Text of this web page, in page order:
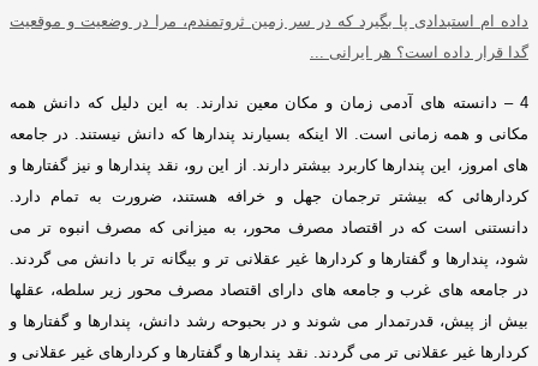
داده ام استبدادی پا بگیرد که در سر زمین ثروتمندم، مرا در وضعیت و موقعیت
گدا قرار داده است؟ هر ایرانی
4 – دانسته های آدمی زمان و مکان معین ندارند
به این دلیل که دانش همه
مکانی و همه زمانی است
الا اینکه بسیارند پندارها که دانش نیستند
در جامعه
های امروز، این پندارها کاربرد بیشتر دارند
از این رو، نقد پندارها و نیز گفتارها و
کردارهائی که بیشتر ترجمان جهل و خرافه هستند، ضرورت به تمام دارد
دانستنی است که در اقتصاد مصرف محور، به میزانی که مصرف انبوه تر می
شود، پندارها و گفتارها و کردارها غیر عقلانی تر و بیگانه تر با دانش می گردند
در جامعه های غرب و جامعه های دارای اقتصاد مصرف محور زیر سلطه، عقلها
بیش از پیش، قدرتمدار می شوند و در بحبوحه رشد دانش، پندارها و گفتارها و
کردارها غیر عقلانی تر می گردند
نقد پندارها و گفتارها و کردارهای غیر عقلانی و